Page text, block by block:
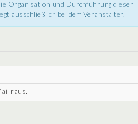
Organisation und Durchführung dieser
ausschließlich bei dem Veranstalter.
raus.